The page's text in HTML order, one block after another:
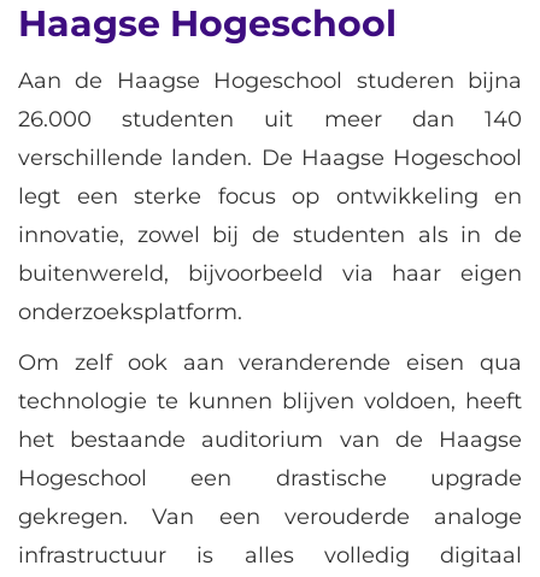
Haagse Hogeschool
Aan de Haagse Hogeschool studeren bijna
26.000 studenten uit meer dan 140
verschillende landen. De Haagse Hogeschool
legt een sterke focus op ontwikkeling en
innovatie, zowel bij de studenten als in de
buitenwereld, bijvoorbeeld via haar eigen
onderzoeksplatform.
Om zelf ook aan veranderende eisen qua
technologie te kunnen blijven voldoen, heeft
het bestaande auditorium van de Haagse
Hogeschool een drastische upgrade
gekregen. Van een verouderde analoge
infrastructuur is alles volledig digitaal